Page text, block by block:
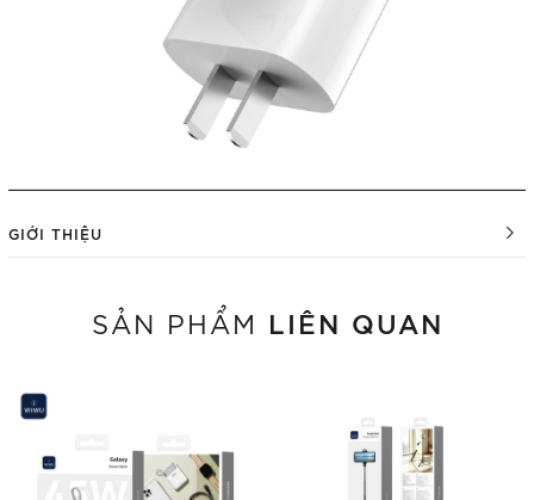
GIỚI THIỆU
SẢN PHẨM LIÊN QUAN